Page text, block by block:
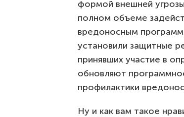
формой внешней
полном объеме
вредоносным
установили защитные
принявших участие в
обновляют
профилактики
Ну и как вам такое